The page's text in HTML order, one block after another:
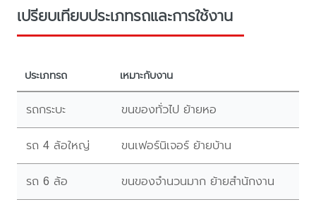
เปรียบเทียบประเภทรถและการใช้งาน
ประเภทรถ เหมาะกับงาน
รถกระบะ ขนของทั่วไป ย้ายหอ
รถ 4 ล้อใหญ่ ขนเฟอร์นิเจอร์ ย้ายบ้าน
รถ 6 ล้อ ขนของจำนวนมาก ย้ายสำนักงาน